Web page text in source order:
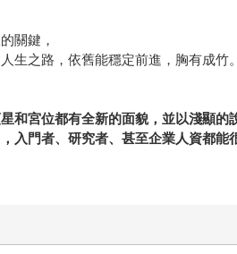
關鍵，
生之路，依舊能穩定前進，胸有成竹。
和宮位都有全新的面貌，並以淺顯的
入門者、研究者、甚至企業人資都能